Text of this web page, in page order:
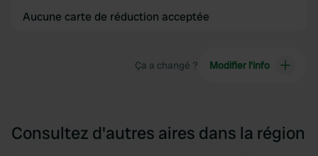
Aucune carte de réduction acceptée
Ça a changé ? Modifier l’info
Consultez d'autres aires dans la région